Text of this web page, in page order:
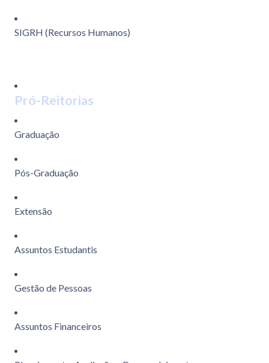
SIGRH (Recursos Humanos)
Pró-Reitorias
Graduação
Pós-Graduação
Extensão
Assuntos Estudantis
Gestão de Pessoas
Assuntos Financeiros